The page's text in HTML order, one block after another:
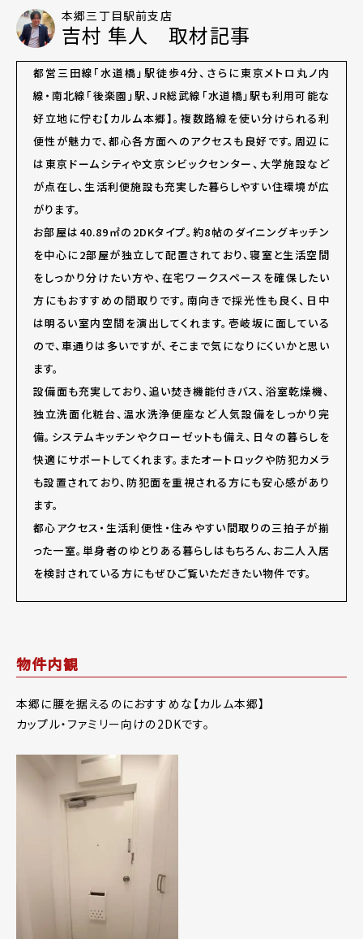
本郷三丁目駅前支店
吉村 隼人 取材記事
都営三田線「水道橋」駅徒歩4分、さらに東京メトロ丸ノ内
線・南北線「後楽園」駅、JR総武線「水道橋」駅も利用可能な
好立地に佇む【カルム本郷】。複数路線を使い分けられる利
便性が魅力で、都心各方面へのアクセスも良好です。周辺に
は東京ドームシティや文京シビックセンター、大学施設など
が点在し、生活利便施設も充実した暮らしやすい住環境が広
がります。
お部屋は40.89㎡の2DKタイプ。約8帖のダイニングキッチン
を中心に2部屋が独立して配置されており、寝室と生活空間
をしっかり分けたい方や、在宅ワークスペースを確保したい
方にもおすすめの間取りです。南向きで採光性も良く、日中
は明るい室内空間を演出してくれます。壱岐坂に面している
ので、車通りは多いですが、そこまで気になりにくいかと思い
ます。
設備面も充実しており、追い焚き機能付きバス、浴室乾燥機、
独立洗面化粧台、温水洗浄便座など人気設備をしっかり完
備。システムキッチンやクローゼットも備え、日々の暮らしを
快適にサポートしてくれます。またオートロックや防犯カメラ
も設置されており、防犯面を重視される方にも安心感があり
ます。
都心アクセス・生活利便性・住みやすい間取りの三拍子が揃
った一室。単身者のゆとりある暮らしはもちろん、お二人入居
を検討されている方にもぜひご覧いただきたい物件です。
物件内観
本郷に腰を据えるのにおすすめな【カルム本郷】
カップル・ファミリー向けの2DKです。